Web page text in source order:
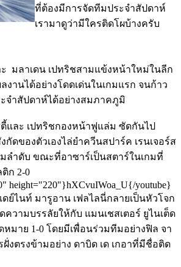
ที่ต้องมีการจัดทีมประจำสัปดาห์
เรามาดูว่ามีใครติดโผบ้างครับ
มลาเดน เปทริชสามแข้งหน้าใหม่ในลีก
งานได้อย่างโดดเด่นในเกมแรก จนก้าว
จำสัปดาห์ได้อย่างสมภาคภูมิ
และ เปทริชกองหน้าฟูแล่ม ซัดกันไป
กัดของตัวเองไล่ยำควีนสปาร์ค เรนเจอร์ส
ลำดับ ขณะที่อาซาร์เป็นสตาร์ในเกมที่
ก 2-0
height="220"}hXCvuIWoa_U{/youtube}
ย์ไนท์ มารูอาน เฟลไลนี่กลายเป็นหัวโจก
ความบรรลัยให้กับ แมนเชสเตอร์ ยูไนเต็ด
มาย 1-0 โดยมีเพื่อนร่วมทีมอย่างฟิล จา
ฝั่งตรงข้ามอย่าง ดาบิด เด เกอาที่มีชื่อติด